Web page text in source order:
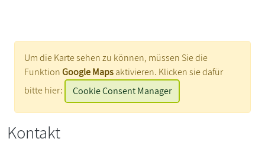
Um die Karte sehen zu können, müssen Sie die
FunktionGoogle Mapsaktivieren. Klicken sie dafür
bitte hier:
Cookie Consent Manager
Kontakt